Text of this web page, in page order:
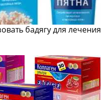
бадягу для лечения